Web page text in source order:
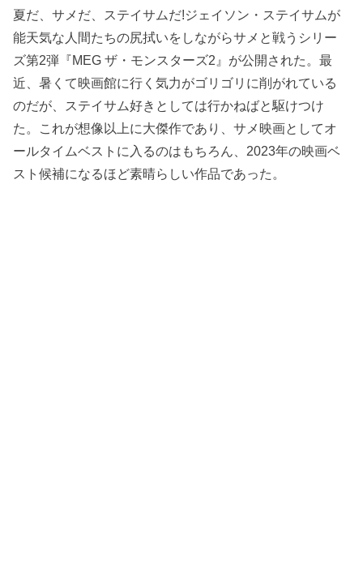
夏だ、サメだ、ステイサムだ!ジェイソン・ステイサムが
能天気な人間たちの尻拭いをしながらサメと戦うシリー
ズ第2弾『MEG ザ・モンスターズ2』が公開された。最
近、暑くて映画館に行く気力がゴリゴリに削がれている
のだが、ステイサム好きとしては行かねばと駆けつけ
た。これが想像以上に大傑作であり、サメ映画としてオ
ールタイムベストに入るのはもちろん、2023年の映画ベ
スト候補になるほど素晴らしい作品であった。